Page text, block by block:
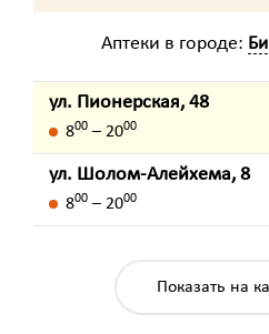
ХАРАКТЕРИСТИКИ
Производитель
Жизненно важный
Аптеки в городе:
ул. Пионерская, 48
800 – 2000
ул. Шолом-Алейхема, 8
800 – 2000
Показать на